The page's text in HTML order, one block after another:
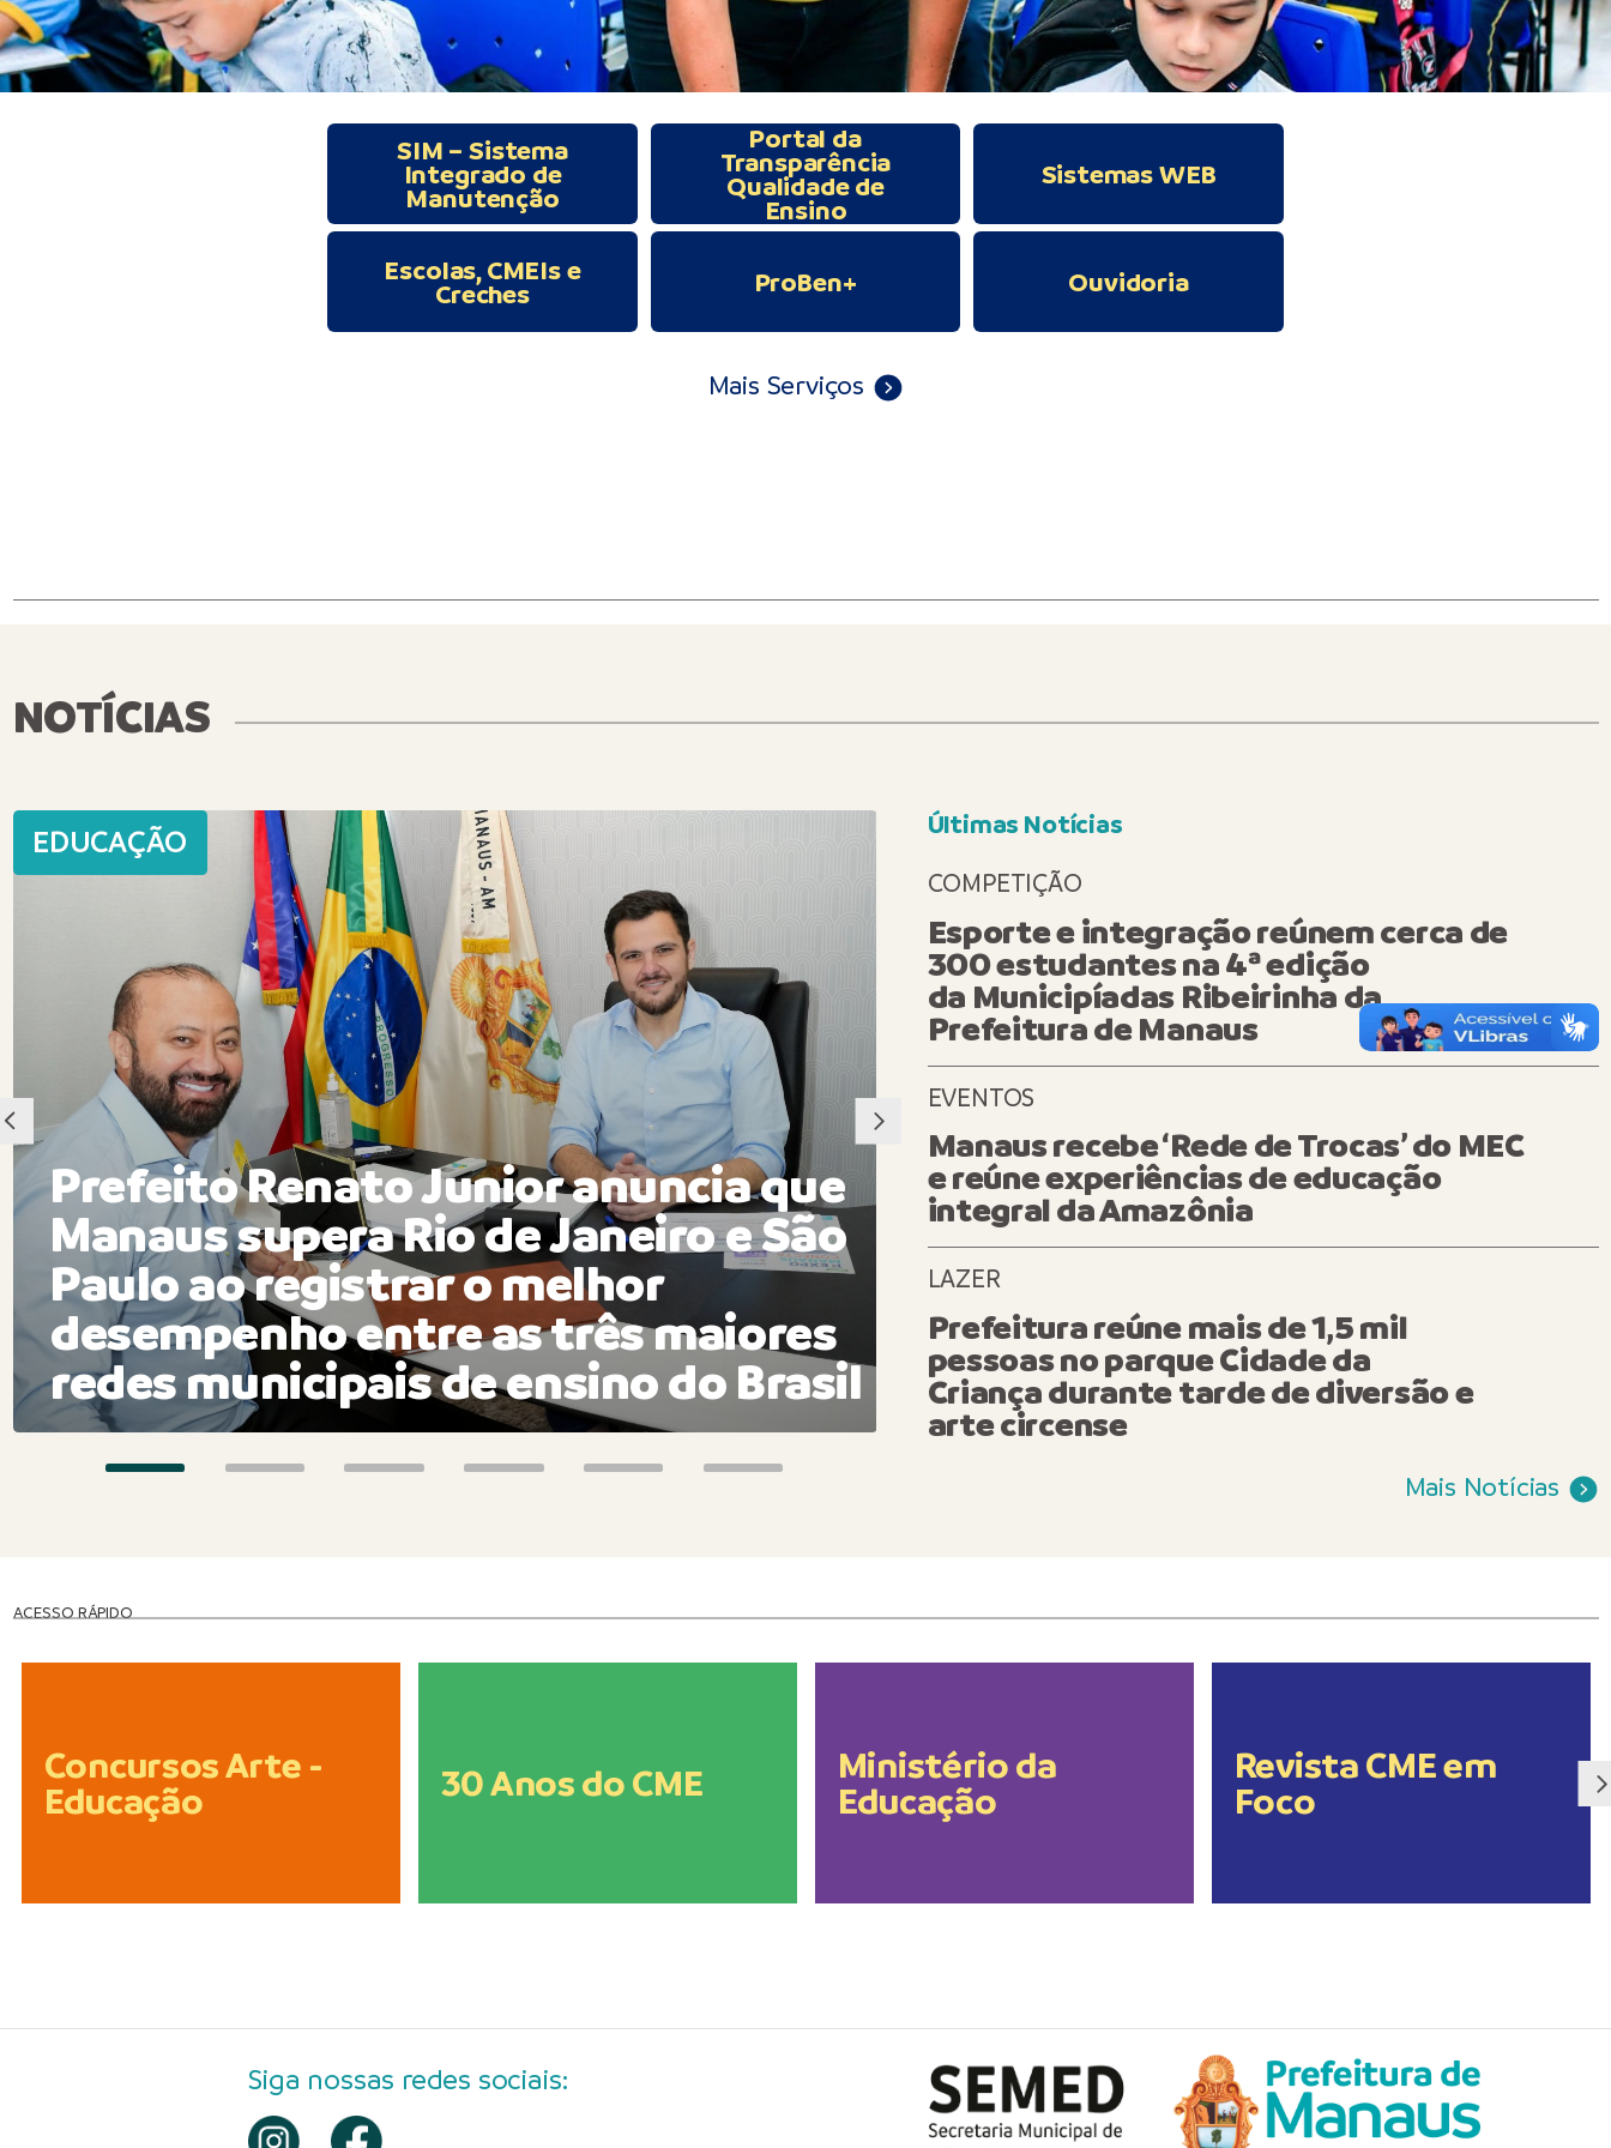
SIM – Sistema
Integrado de
Manutenção
Portal da
Transparência
Qualidade de
Ensino
Sistemas WEB
Escolas, CMEIs e
Creches ProBen+ Ouvidoria
Mais Serviços
NOTÍCIAS
EDUCAÇÃO
Prefeito Renato Junior anuncia que
Manaus supera Rio de Janeiro e São
Paulo ao registrar o melhor
desempenho entre as três maiores
redes municipais de ensino do Brasil
CHAMADA
Prefeito Renato Junior
mais 250 profissionais do
da Semed e reforça
com qualidade da educação de
Manaus
Últimas Notícias
COMPETIÇÃO
Esporte e integração reúnem cerca de
300 estudantes na 4ª edição
da Municipíadas Ribeirinha da
Prefeitura de Manaus
EVENTOS
Manaus recebe ‘Rede de Trocas’ do MEC
e reúne experiências de educação
integral da Amazônia
LAZER
Prefeitura reúne mais de 1,5 mil
pessoas no parque Cidade da
Criança durante tarde de diversão e
arte circense
Mais Notícias
ACESSO RÁPIDO
Concursos Arte -
Educação 30 Anos do CME Ministério da
Educação
Revista CME em
Foco
Siga nossas redes sociais: